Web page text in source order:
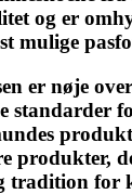
og er
mulige
er nøje
standarder
produkter,
tradition for